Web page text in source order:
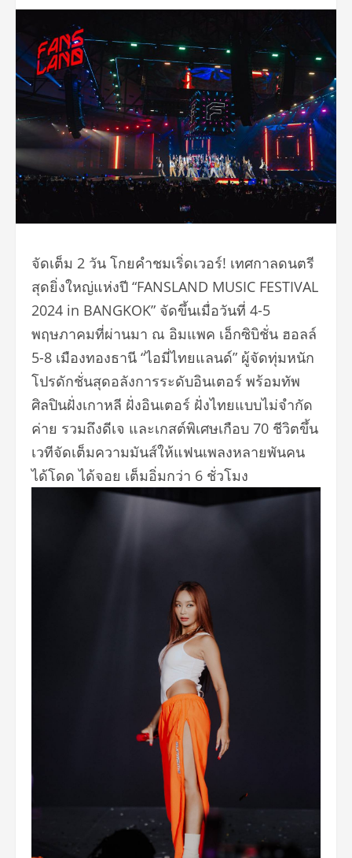
จัดเต็ม 2 วัน โกยคำชมเริ่ดเวอร์! เทศกาลดนตรี
สุดยิ่งใหญ่แห่งปี “FANSLAND MUSIC FESTIVAL
2024 in BANGKOK” จัดขึ้นเมื่อวันที่ 4-5
พฤษภาคมที่ผ่านมา ณ อิมแพค เอ็กซิบิชั่น ฮอลล์
5-8 เมืองทองธานี “ไอมี่ไทยแลนด์” ผู้จัดทุ่มหนัก
โปรดักชั่นสุดอลังการระดับอินเตอร์ พร้อมทัพ
ศิลปินฝั่งเกาหลี ฝั่งอินเตอร์ ฝั่งไทยแบบไม่จำกัด
ค่าย รวมถึงดีเจ และเกสต์พิเศษเกือบ 70 ชีวิตขึ้น
เวทีจัดเต็มความมันส์ให้แฟนเพลงหลายพันคน
ได้โดด ได้จอย เต็มอิ่มกว่า 6 ชั่วโมง